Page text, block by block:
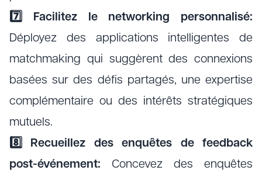
7️⃣ Facilitez le networking personnalisé:
Déployez des applications intelligentes de
matchmaking qui suggèrent des connexions
basées sur des défis partagés, une expertise
complémentaire ou des intérêts stratégiques
mutuels.
8️⃣ Recueillez des enquêtes de feedback
post-événement: Concevez des enquêtes